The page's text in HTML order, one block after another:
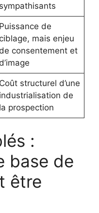
sympathisants
Puissance de
ciblage, mais enjeu
de consentement et
d’image
Coût structurel d’une
industrialisation de
la prospection
:
base de
être